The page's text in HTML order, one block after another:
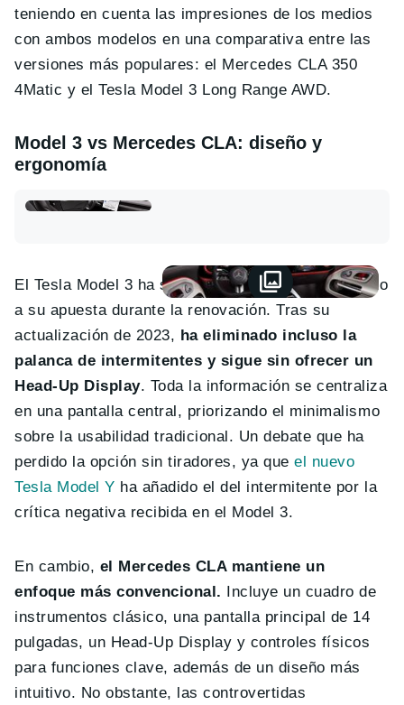
teniendo en cuenta las impresiones de los medios
con ambos modelos en una comparativa entre las
versiones más populares: el Mercedes CLA 350
4Matic y el Tesla Model 3 Long Range AWD.
Model 3 vs Mercedes CLA: diseño y
ergonomía
El Tesla Model 3 ha sido objeto de debate en cuanto
a su apuesta durante la renovación. Tras su
actualización de 2023, ha eliminado incluso la
palanca de intermitentes y sigue sin ofrecer un
Head-Up Display. Toda la información se centraliza
en una pantalla central, priorizando el minimalismo
sobre la usabilidad tradicional. Un debate que ha
perdido la opción sin tiradores, ya queel nuevo
Tesla Model Y ha añadido el del intermitente por la
crítica negativa recibida en el Model 3.
En cambio, el Mercedes CLA mantiene un
enfoque más convencional. Incluye un cuadro de
instrumentos clásico, una pantalla principal de 14
pulgadas, un Head-Up Display y controles físicos
para funciones clave, además de un diseño más
intuitivo. No obstante, las controvertidas